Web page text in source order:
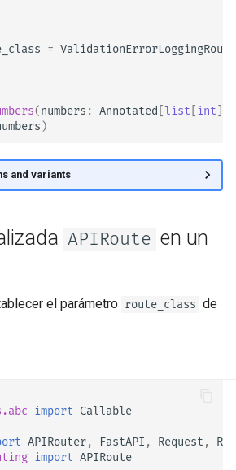
= ValidationErrorLoggingRoute
(numbers : Annotated list int
)
and variants
APIRoute en un
el parámetro route_class de
import Callable
APIRouter, FastAPI , Request ,
import APIRoute